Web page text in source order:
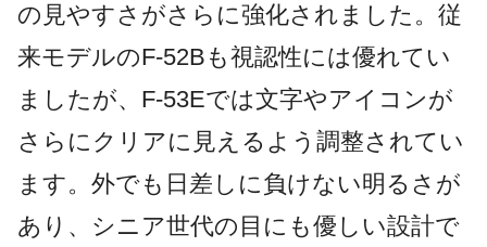
の見やすさがさらに強化されました。従
来モデルのF-52Bも視認性には優れてい
ましたが、F-53Eでは文字やアイコンが
さらにクリアに見えるよう調整されてい
ます。外でも日差しに負けない明るさが
あり、シニア世代の目にも優しい設計で